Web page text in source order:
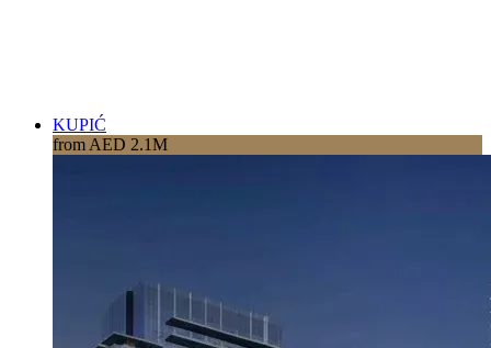
KUPIĆ
from AED 2.1M